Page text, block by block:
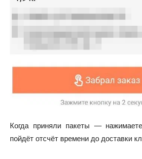
Когда приняли пакеты —
пойдёт отсчёт времени до доставки